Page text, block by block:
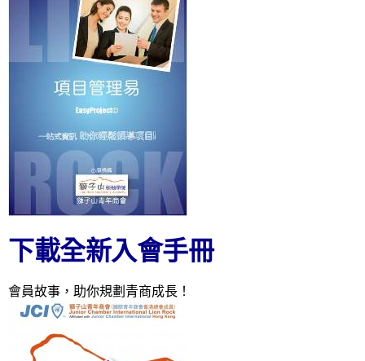
下載全新入會手冊
會員故事，助你規劃青商成長！